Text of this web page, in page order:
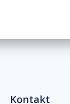
Kontakt